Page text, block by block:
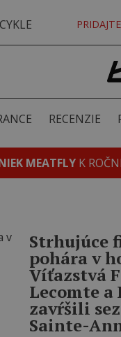
RECENZIE
MEATFLY K
Strhujúce
pohára v
Víťazstvá
Lecomte
zavŕšili
Sainte-